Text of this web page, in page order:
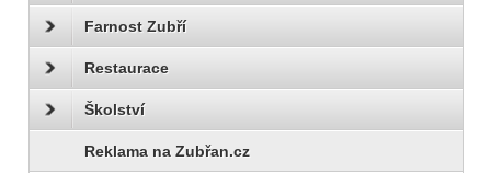
Farnost Zubří
Restaurace
Školství
Reklama na Zubřan.cz